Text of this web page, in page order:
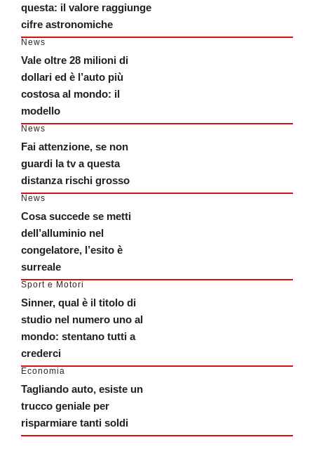
questa: il valore raggiunge
cifre astronomiche
News
Vale oltre 28 milioni di
dollari ed è l’auto più
costosa al mondo: il
modello
News
Fai attenzione, se non
guardi la tv a questa
distanza rischi grosso
News
Cosa succede se metti
dell’alluminio nel
congelatore, l’esito è
surreale
Sport e Motori
Sinner, qual è il titolo di
studio nel numero uno al
mondo: stentano tutti a
crederci
Economia
Tagliando auto, esiste un
trucco geniale per
risparmiare tanti soldi